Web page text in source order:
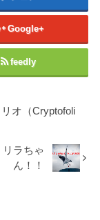
Google+
feedly
オ（Cryptofoli
ラちゃ
ん！！